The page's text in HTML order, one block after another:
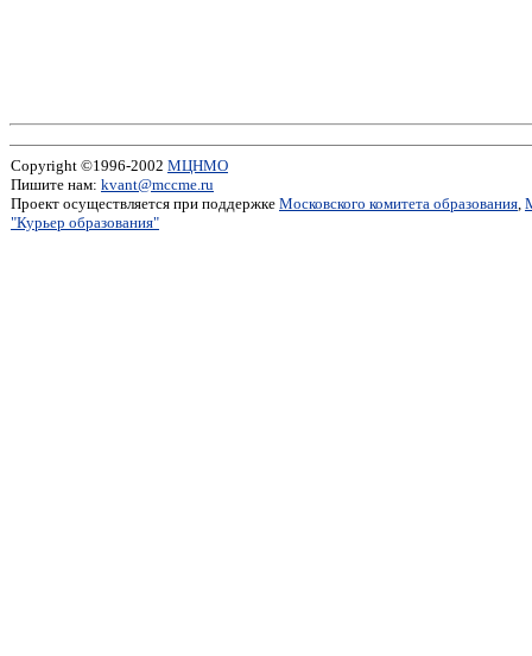
Copyright ©1996-2002 МЦНМО
Пишите нам: kvant@mccme.ru
Проект осуществляется при поддержке Московского комитета образования,
"Курьер образования"